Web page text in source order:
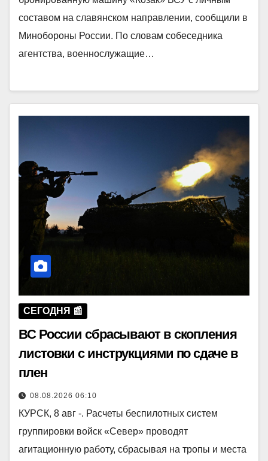
составом на славянском направлении, сообщили в
Минобороны России. По словам собеседника
агентства, военнослужащие…
СЕГОДНЯ 📰
ВС России сбрасывают в скопления
листовки с инструкциями по сдаче в
плен
08.08.2026 06:10
КУРСК, 8 авг -. Расчеты беспилотных систем
группировки войск «Север» проводят
агитационную работу, сбрасывая на тропы и места